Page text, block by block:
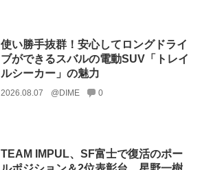
使い勝手抜群！安心してロングドライ
ブができるスバルの電動SUV「トレイ
ルシーカー」の魅力
2026.08.07 @DIME 0
TEAM IMPUL、SF富士で復活のポー